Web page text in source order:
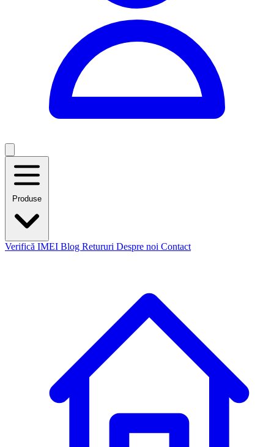
Produse
Verifică IMEI Blog Retururi Despre noi Contact